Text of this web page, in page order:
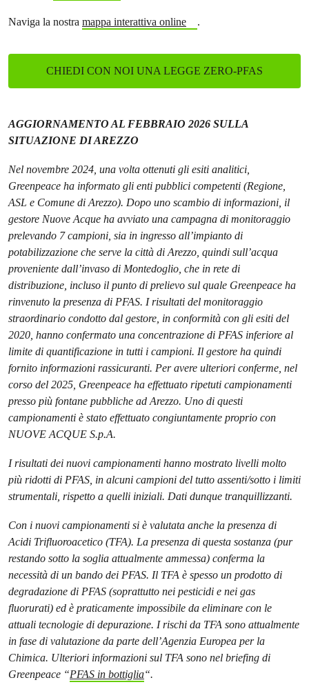
Naviga la nostra mappa interattiva online .
CHIEDI CON NOI UNA LEGGE ZERO-PFAS
AGGIORNAMENTO AL FEBBRAIO 2026 SULLA
SITUAZIONE DI AREZZO
Nel novembre 2024, una volta ottenuti gli esiti analitici,
Greenpeace ha informato gli enti pubblici competenti (Regione,
ASL e Comune di Arezzo). Dopo uno scambio di informazioni, il
gestore Nuove Acque ha avviato una campagna di monitoraggio
prelevando 7 campioni, sia in ingresso all’impianto di
potabilizzazione che serve la città di Arezzo, quindi sull’acqua
proveniente dall’invaso di Montedoglio, che in rete di
distribuzione, incluso il punto di prelievo sul quale Greenpeace ha
rinvenuto la presenza di PFAS. I risultati del monitoraggio
straordinario condotto dal gestore, in conformità con gli esiti del
2020, hanno confermato una concentrazione di PFAS inferiore al
limite di quantificazione in tutti i campioni. Il gestore ha quindi
fornito informazioni rassicuranti. Per avere ulteriori conferme, nel
corso del 2025, Greenpeace ha effettuato ripetuti campionamenti
presso più fontane pubbliche ad Arezzo. Uno di questi
campionamenti è stato effettuato congiuntamente proprio con
NUOVE ACQUE S.p.A.
I risultati dei nuovi campionamenti hanno mostrato livelli molto
più ridotti di PFAS, in alcuni campioni del tutto assenti/sotto i limiti
strumentali, rispetto a quelli iniziali. Dati dunque tranquillizzanti.
Con i nuovi campionamenti si è valutata anche la presenza di
Acidi Trifluoroacetico (TFA). La presenza di questa sostanza (pur
restando sotto la soglia attualmente ammessa) conferma la
necessità di un bando dei PFAS. Il TFA è spesso un prodotto di
degradazione di PFAS (soprattutto nei pesticidi e nei gas
fluorurati) ed è praticamente impossibile da eliminare con le
attuali tecnologie di depurazione. I rischi da TFA sono attualmente
in fase di valutazione da parte dell’Agenzia Europea per la
Chimica. Ulteriori informazioni sul TFA sono nel briefing di
Greenpeace “PFAS in bottiglia“.